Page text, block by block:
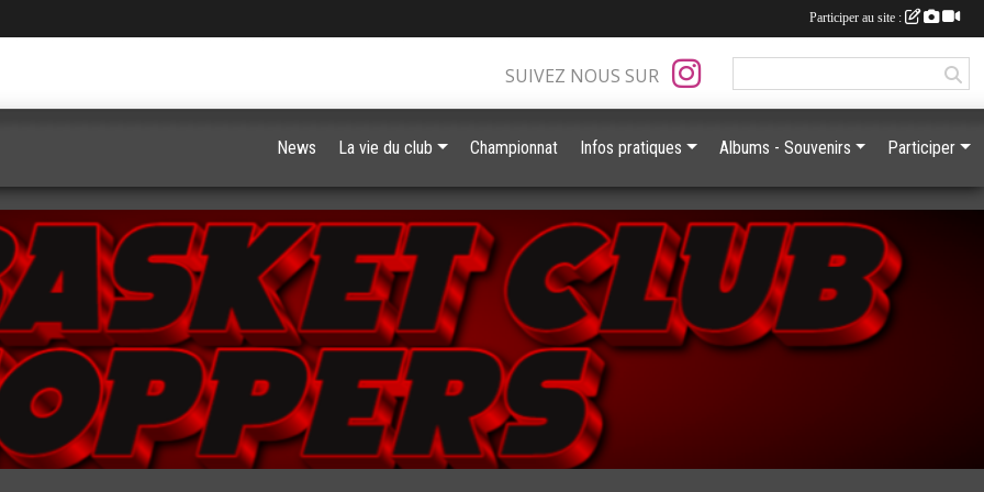
SUIVEZ NOUS SUR
News La vie du club Championnat Infos pratiques Albums - Souvenirs Participer
Participer au site :